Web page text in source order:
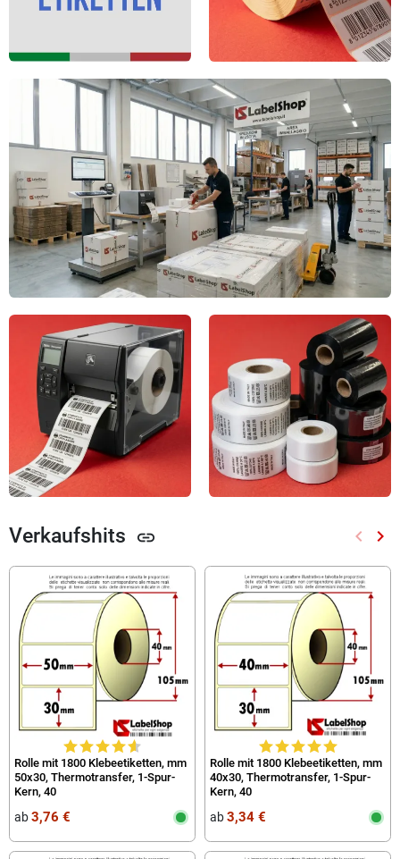
Verkaufshits link Zurück
keyboard_arrow_left keyboard_arrow_right
Rolle mit 1800 Klebeetiketten, mm
50x30, Thermotransfer, 1-Spur-
Kern, 40
ab3,76 €
Rolle mit 1800 Klebeetiketten, mm
40x30, Thermotransfer, 1-Spur-
Kern, 40
ab3,34 €